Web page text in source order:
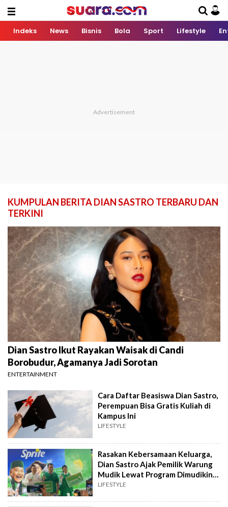
Indeks News Bisnis Bola Sport Lifestyle
KUMPULAN BERITA DIAN SASTRO TERBARU DAN
TERKINI
Dian Sastro Ikut Rayakan Waisak di Candi
Borobudur, Agamanya Jadi Sorotan
ENTERTAINMENT
Cara Daftar Beasiswa Dian Sastro,
Perempuan Bisa Gratis Kuliah di
Kampus Ini
LIFESTYLE
Rasakan Kebersamaan Keluarga,
Dian Sastro Ajak Pemilik Warung
Mudik Lewat Program Dimudikin-
Kidum
LIFESTYLE